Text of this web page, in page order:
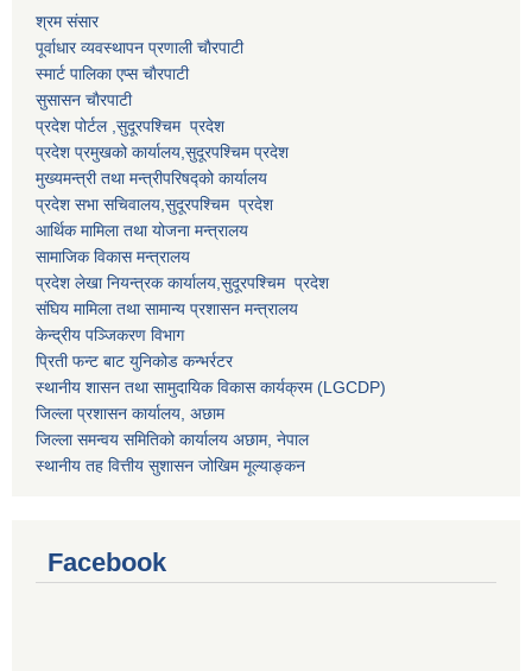
श्रम संसार
पूर्वाधार व्यवस्थापन प्रणाली चाैरपाटी
स्मार्ट पालिका एप्स चाैरपाटी
सुसासन चाैरपाटी
प्रदेश पोर्टल ,सुदूरपश्चिम प्रदेश
प्रदेश प्रमुखको कार्यालय,सुदूरपश्चिमप्रदेश
मुख्यमन्त्री तथा मन्त्रीपरिषद्को कार्यालय
प्रदेश सभा सचिवालय,सुदूरपश्चिम प्रदेश
आर्थिक मामिला तथा योजना मन्त्रालय
सामाजिक विकास मन्त्रालय
प्रदेश लेखा नियन्त्रक कार्यालय,सुदूरपश्चिम प्रदेश
संघिय मामिला तथा सामान्य प्रशासन मन्त्रालय
केन्द्रीय पञ्जिकरण विभाग
प्रिती फन्ट बाट युनिकोड कन्भर्रटर
स्थानीय शासन तथा सामुदायिक विकास कार्यक्रम (LGCDP)
जिल्ला प्रशासन कार्यालय, अछाम
जिल्ला समन्वय समितिको कार्यालय अछाम, नेपाल
स्थानीय तह वित्तीय सुशासन जोखिम मूल्याङ्कन
Facebook